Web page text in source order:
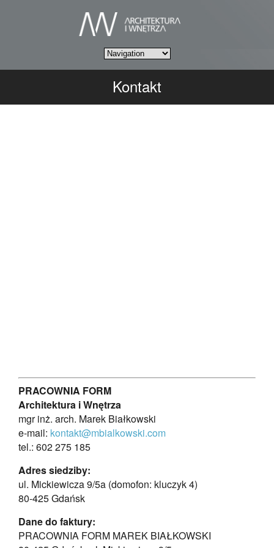
Kontakt
PRACOWNIA FORM
Architektura i Wnętrza
mgr inż. arch. Marek Białkowski
e-mail: kontakt@mbialkowski.com
tel.: 602 275 185
Adres siedziby:
ul. Mickiewicza 9/5a (domofon: kluczyk 4)
80-425 Gdańsk
Dane do faktury:
PRACOWNIA FORM MAREK BIAŁKOWSKI